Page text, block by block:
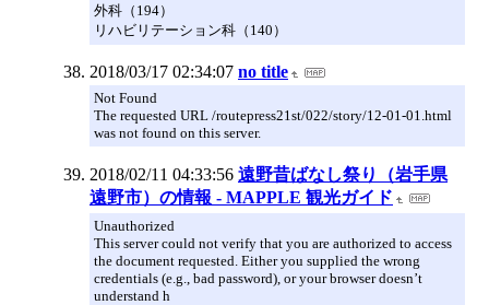
外科（194）
リハビリテーション科（140）
2018/03/17 02:34:07 no title
Not Found
The requested URL /routepress21st/022/story/12-01-01.html
was not found on this server.
2018/02/11 04:33:56 遠野昔ばなし祭り（岩手県
遠野市）の情報 - MAPPLE 観光ガイド
Unauthorized
This server could not verify that you are authorized to access
the document requested. Either you supplied the wrong
credentials (e.g., bad password), or your browser doesn’t
understand h